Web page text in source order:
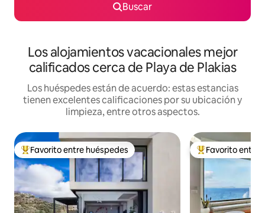
Buscar
Los alojamientos vacacionales mejor
calificados cerca de Playa de Plakias
Los huéspedes están de acuerdo: estas estancias
tienen excelentes calificaciones por su ubicación y
limpieza, entre otros aspectos.
De los mejores en Favorito entre huéspedes
Favorito entre huéspedes De los mejores
Favorito entre